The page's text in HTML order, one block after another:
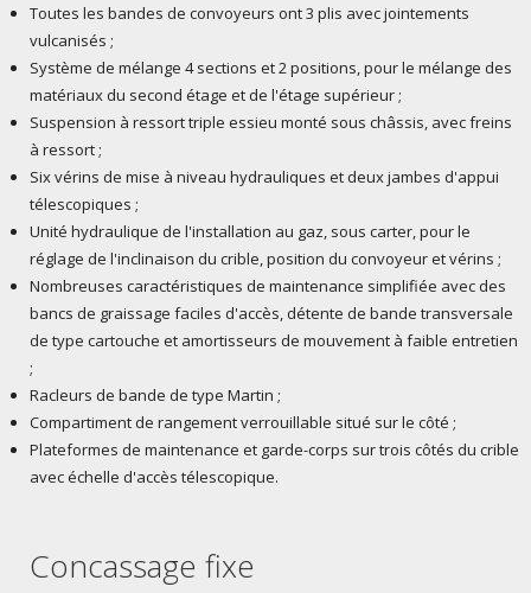
Toutes les bandes de convoyeurs ont 3 plis avec jointements
vulcanisés ;
Système de mélange 4 sections et 2 positions, pour le mélange des
matériaux du second étage et de l'étage supérieur ;
Suspension à ressort triple essieu monté sous châssis, avec freins
à ressort ;
Six vérins de mise à niveau hydrauliques et deux jambes d'appui
télescopiques ;
Unité hydraulique de l'installation au gaz, sous carter, pour le
réglage de l'inclinaison du crible, position du convoyeur et vérins ;
Nombreuses caractéristiques de maintenance simplifiée avec des
bancs de graissage faciles d'accès, détente de bande transversale
de type cartouche et amortisseurs de mouvement à faible entretien
;
Racleurs de bande de type Martin ;
Compartiment de rangement verrouillable situé sur le côté ;
Plateformes de maintenance et garde-corps sur trois côtés du crible
avec échelle d'accès télescopique.
Concassage fixe